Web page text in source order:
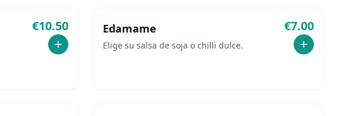
€10.50 Edamame
Elige su salsa de soja o chilli dulce.
€7.00